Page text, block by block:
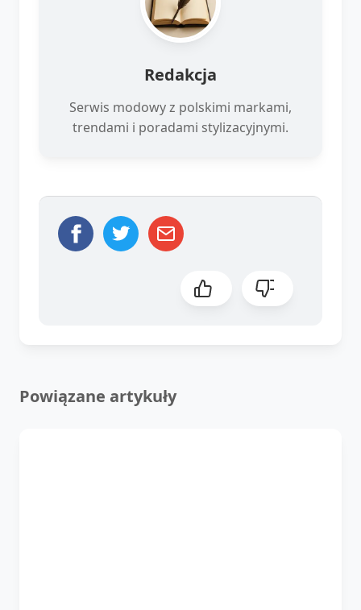
Redakcja
Serwis modowy z polskimi markami,
trendami i poradami stylizacyjnymi.
Powiązane artykuły